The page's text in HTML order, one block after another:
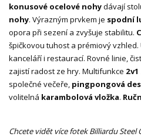
konusové ocelové nohydávají
nohy. Výrazným prvkem je spodní
opora při sezení a zvyšuje stabilitu.
špičkovou tuhost a prémiový
kanceláří i restaurací. Rovné linie,
zajistí radost ze hry. Multifunkce 2v1
společné večeře, pingpongová
volitelná karambolová vložka.
Chcete vidět více fotek Billiardu